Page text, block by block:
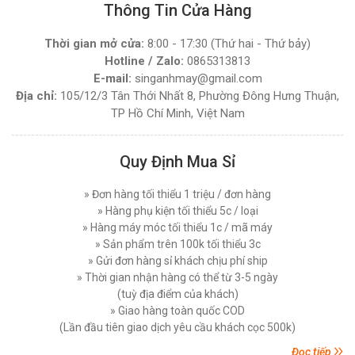
Thứ bảy, 06/12/2025
Máy Cắt Vải Đứng Loại Nào Tốt ? Top 7 Mẫu Cắt
Vải Đứng Phổ Biến Nhất Hiện Nay
Thứ tư, 03/12/2025
Hướng Dẫn Sử Dụng Máy Cắt Vải Đầu Bàn Chi
Tiết Đúng Cách Hiệu Quả
Máy Cắt Vải Viền Là Gì? Lợi Ích Và Ứng Dụng
Thứ tư, 26/11/2025
Nên Chọn Máy Cắt Vải Cầm Tay Hay Máy Cắt
Vải Đứng
Thứ năm, 20/11/2025
Các Lỗi Phổ Biến Khi Sử Dụng Máy Cắt Vải
Đứng Và Cách Khắc Phục
Thứ bảy, 15/11/2025
Đăng nhập để xem giá sỉ
MÁY CẮT VẢI ĐẦU BÀN LEJIANG YJ-168D (
NGUYÊN BỘ )
Đăng nhập để xem giá sỉ
Giá bán lẻ:7.450.000đ
750W
Đăng nhập để xem giá sỉ
Giá bán lẻ: 7.450.000đ
MÁY CẮT VẢI ĐỨNG PHILPS 08 INCH, CÔNG
SUẤT 1600W
Đăng nhập để xem giá sỉ
Giá bán lẻ:
10.750.000đ
Thông Tin Cửa Hàng
Thời gian mở cửa: 8:00 - 17:30 (Thứ hai - Thứ bảy)
Hotline / Zalo: 0865313813
E-mail: singanhmay@gmail.com
Địa chỉ: 105/12/3 Tân Thới Nhất 8, Phường Đông Hưng Thuận,
TP Hồ Chí Minh, Việt Nam
Quy Định Mua Sỉ
» Đơn hàng tối thiểu 1 triệu / đơn hàng
» Hàng phụ kiện tối thiểu 5c / loại
» Hàng máy móc tối thiểu 1c / mã máy
» Sản phẩm trên 100k tối thiểu 3c
» Gửi đơn hàng sỉ khách chịu phí ship
» Thời gian nhận hàng có thể từ 3-5 ngày
(tuỳ địa điểm của khách)
» Giao hàng toàn quốc COD
(Lần đầu tiên giao dịch yêu cầu khách cọc 500k)
Đọc tiếp